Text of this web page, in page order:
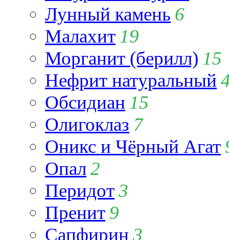
Лунный камень 6
Малахит 19
Морганит (берилл) 15
Нефрит натуральный
Обсидиан 15
Олигоклаз 7
Оникс и Чёрный Агат
Опал2
Перидот3
Пренит 9
Сапфирин 3